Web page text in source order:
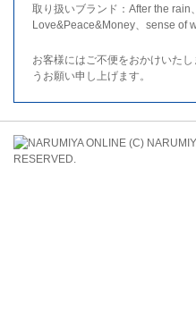
取り扱いブランド：After the rain
Love&Peace&Money、sense of
お客様にはご不便をおかけいた
うお願い申し上げます。